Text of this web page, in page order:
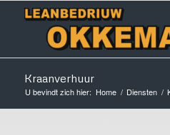
Kraanverhuur
U bevindt zich hier: Home / Diensten /